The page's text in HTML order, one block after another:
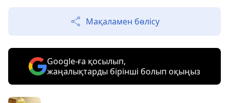
Мақаламен бөлісу
Google-ға қосылып,
жаңалықтарды бірінші болып оқыңыз